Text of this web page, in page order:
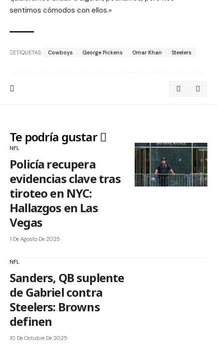
sentimos cómodos con ellos.»
ETIQUETAS: Cowboys George Pickens Omar Khan Steelers
Te podría gustar
NFL
Policía recupera
evidencias clave tras
tiroteo en NYC:
Hallazgos en Las
Vegas
1 De Agosto De 2025
NFL
Sanders, QB suplente
de Gabriel contra
Steelers: Browns
definen
10 De Octubre De 2025